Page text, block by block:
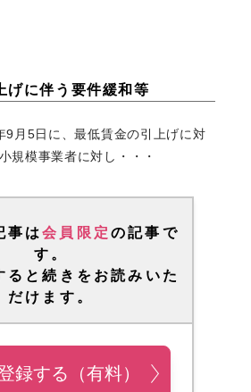
げに伴う要件緩和等
9月5日に、最低賃金の引上げに対
規模事業者に対し・・・
事は会員限定の記事で
す。
ると続きをお読みいた
だけます。
録する（有料）